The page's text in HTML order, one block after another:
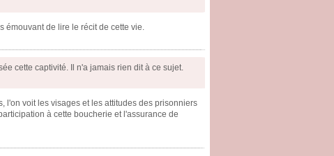
émouvant de lire le récit de cette vie.
cette captivité. Il n'a jamais rien dit à ce sujet.
l'on voit les visages et les attitudes des prisonniers
à cette boucherie et l'assurance de